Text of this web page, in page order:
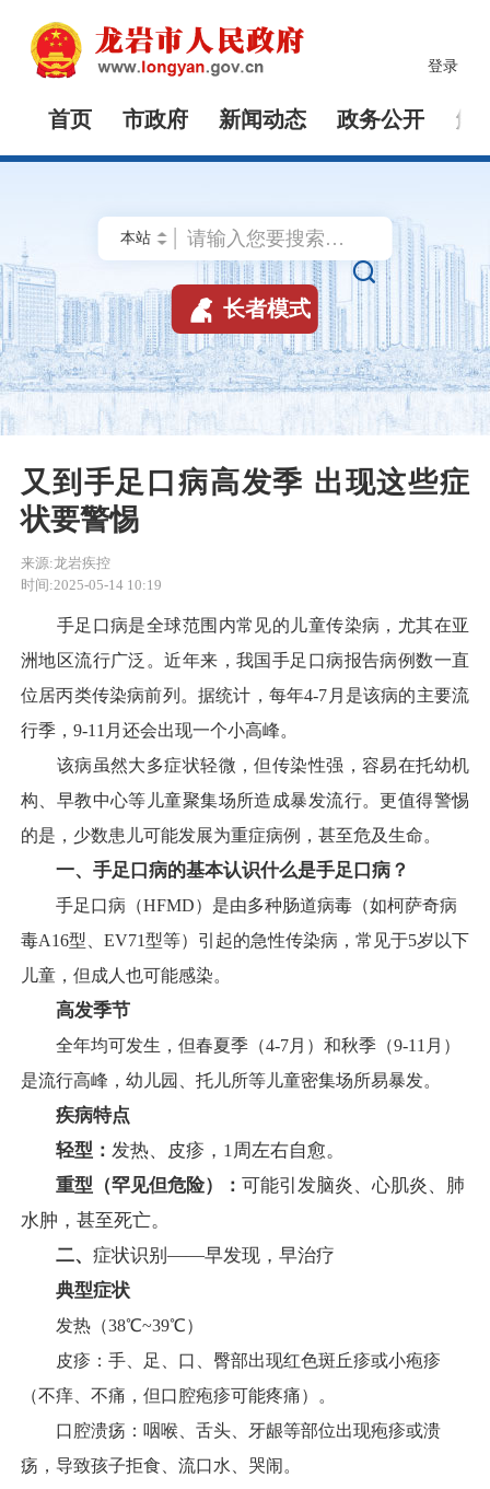
登录
首页 市政府 新闻动态 政务公开 解

 长者模式
又到手足口病高发季 出现这些症
状要警惕
来源:龙岩疾控
时间:2025-05-14 10:19
手足口病是全球范围内常见的儿童传染病，尤其在亚
洲地区流行广泛。近年来，我国手足口病报告病例数一直
位居丙类传染病前列。据统计，每年4-7月是该病的主要流
行季，9-11月还会出现一个小高峰。
该病虽然大多症状轻微，但传染性强，容易在托幼机
构、早教中心等儿童聚集场所造成暴发流行。更值得警惕
的是，少数患儿可能发展为重症病例，甚至危及生命。
一、手足口病的基本认识什么是手足口病？
手足口病（HFMD）是由多种肠道病毒（如柯萨奇病
毒A16型、EV71型等）引起的急性传染病，常见于5岁以下
儿童，但成人也可能感染。
高发季节
全年均可发生，但春夏季（4-7月）和秋季（9-11月）
是流行高峰，幼儿园、托儿所等儿童密集场所易暴发。
疾病特点
轻型： 发热、皮疹，1周左右自愈。
重型（罕见但危险）： 可能引发脑炎、心肌炎、肺
水肿，甚至死亡。
二、 症状识别——早发现，早治疗
典型症状
发热（38℃~39℃）
皮疹：手、足、口、臀部出现红色斑丘疹或小疱疹
（不痒、不痛，但口腔疱疹可能疼痛）。
口腔溃疡：咽喉、舌头、牙龈等部位出现疱疹或溃
疡，导致孩子拒食、流口水、哭闹。